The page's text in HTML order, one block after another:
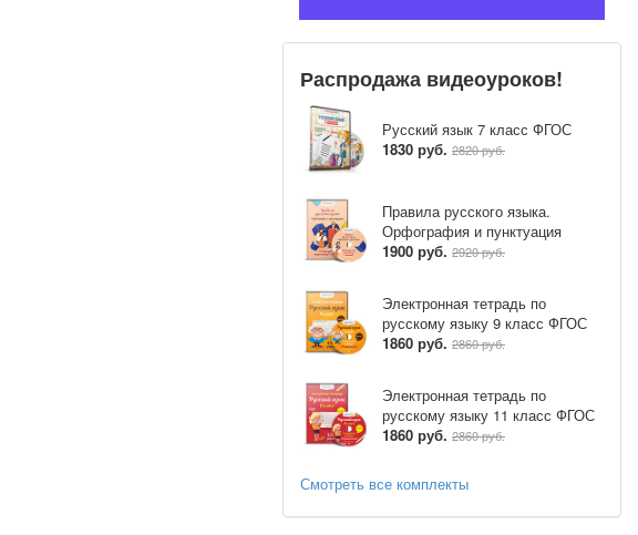
Распродажа видеоуроков!
Русский язык 7 класс ФГОС
1830 руб. 2820 руб.
Правила русского языка.
Орфография и пунктуация
1900 руб. 2920 руб.
Электронная тетрадь по
русскому языку 9 класс ФГОС
1860 руб. 2860 руб.
Электронная тетрадь по
русскому языку 11 класс ФГОС
1860 руб. 2860 руб.
Смотреть все комплекты